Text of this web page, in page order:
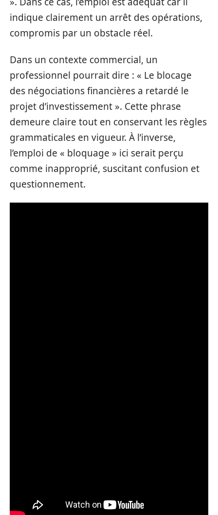
indique clairement un arrêt des opérations,
compromis par un obstacle réel.
Dans un contexte commercial, un
professionnel pourrait dire : « Le blocage
des négociations financières a retardé le
projet d’investissement ». Cette phrase
demeure claire tout en conservant les règles
grammaticales en vigueur. À l’inverse,
l’emploi de « bloquage » ici serait perçu
comme inapproprié, suscitant confusion et
questionnement.